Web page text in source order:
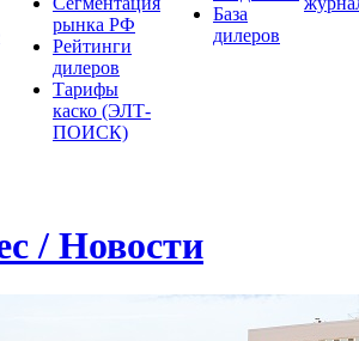
рынка РФ
Рейтинги
дилеров
Тарифы
каско (ЭЛТ-
ПОИСК)
База
дилеров
/ Новости